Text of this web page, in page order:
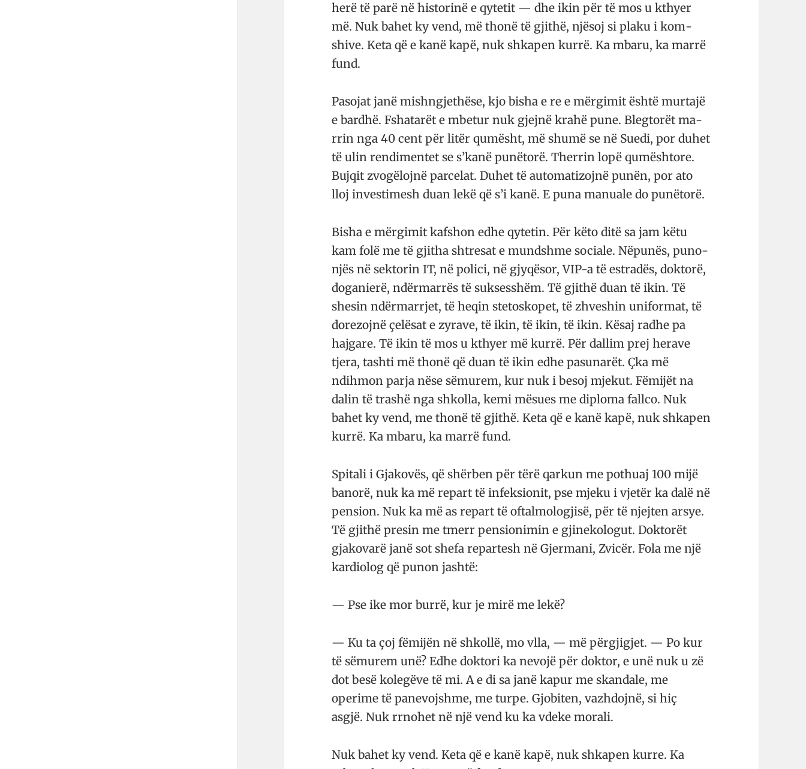
herë të parë në histo­rinë e qy­tetit — dhe ikin për të mos u kthyer
më. Nuk bahet ky vend, më thonë të gjithë, njësoj si plaku i kom­
shive. Keta që e kanë kapë, nuk shkapen kurrë. Ka mbaru, ka marrë
fund.
Pasojat janë mishngjethëse, kjo bisha e re e mërgimit është mur­tajë
e bardhë. Fshatarët e mbetur nuk gjejnë krahë pune. Bleg­torët ma­
rrin nga 40 cent për litër qu­mësht, më shumë se në Suedi, por duhet
të ulin rendi­me­n­tet se s’kanë punë­torë. The­rrin lopë qu­më­shtore.
Buj­qit zvogëlojnë par­celat. Duhet të auto­ma­ti­zojnë pu­nën, por ato
lloj inves­timesh duan lekë që s’i kanë. E puna ma­nuale do punëtorë.
Bisha e mërgimit kafshon edhe qytetin. Për këto ditë sa jam këtu
kam folë me të gjitha shtre­sat e mundshme so­ciale. Në­punës, pu­no­
njës në sektorin IT, në polici, në gjy­qësor, VIP-a të est­radës, dok­torë,
doganierë, ndër­marrës të suksesshëm. Të gjithë duan të ikin. Të
she­sin ndër­marrjet, të heqin steto­sko­pet, të zhve­shin uni­for­mat, të
dorezojnë çelësat e zyrave, të ikin, të ikin, të ikin. Kësaj radhe pa
haj­gare. Të ikin të mos u kthyer më kurrë. Për da­llim prej herave
tjera, tashti më thonë që duan të ikin edhe pasu­narët. Çka më
ndihmon parja nëse sëmurem, kur nuk i besoj mjekut. Fëmijët na
dalin të trashë nga shko­lla, kemi mësues me dip­loma fallco. Nuk
bahet ky vend, me thonë të gjithë. Keta që e kanë kapë, nuk shka­­pen
kurrë. Ka mbaru, ka marrë fund.
Spitali i Gjakovës, që shërben për tërë qarkun me pothuaj 100 mijë
banorë, nuk ka më repart të infe­k­sionit, pse mje­ku i vjetër ka dalë në
pension. Nuk ka më as repart të ofta­l­mo­lo­gjisë, për të njejten arsye.
Të gjithë presin me tmerr pen­sio­nimin e gjinekologut. Dok­torët
gja­ko­­varë janë sot shefa re­partesh në Gjer­mani, Zvicër. Fola me një
kar­diolog që punon jashtë:
— Pse ike mor burrë, kur je mirë me lekë?
— Ku ta çoj fëmijën në shkollë, mo vlla, — më përgjigjet. — Po kur
të sëmurem unë? Edhe dok­tori ka nevojë për doktor, e unë nuk u zë
dot besë kolegëve të mi. A e di sa janë kapur me skandale, me
operime të panevojshme, me turpe. Gjo­biten, vazhdojnë, si hiç
asgjë. Nuk rrnohet në një vend ku ka vdeke morali.
Nuk bahet ky vend. Keta që e kanë kapë, nuk shkapen kurre. Ka